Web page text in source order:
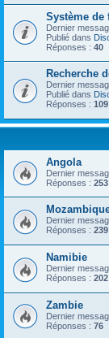
Système
Dernier
Publié dans
Réponses : 40
Recherche
Dernier
Publié dans
Réponses : 109
Angola
Dernier
Réponses : 253
Dernier
Réponses : 239
Namibie
Dernier
Réponses : 202
Zambie
Dernier
Réponses : 76